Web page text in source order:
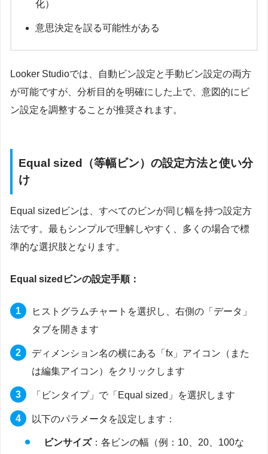
化）
意思決定を誤る可能性がある
Looker Studioでは、自動ビン設定と手動ビン設定の両方
が可能ですが、分析目的を明確にした上で、意図的にビ
ン設定を調整することが推奨されます。
Equal sized（等幅ビン）の設定方法と使い分
け
Equal sizedビンは、すべてのビンが同じ幅を持つ設定方
法です。最もシンプルで理解しやすく、多くの場合で標
準的な選択肢となります。
Equal sizedビンの設定手順：
ヒストグラムチャートを選択し、右側の「データ」
タブを開きます
ディメンション名の横にある「fx」アイコン（また
は編集アイコン）をクリックします
「ビンタイプ」で「Equal sized」を選択します
以下のパラメータを設定します：
ビンサイズ：各ビンの幅（例：10、20、100な